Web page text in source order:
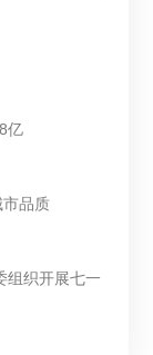
亿
品质
组织开展七一